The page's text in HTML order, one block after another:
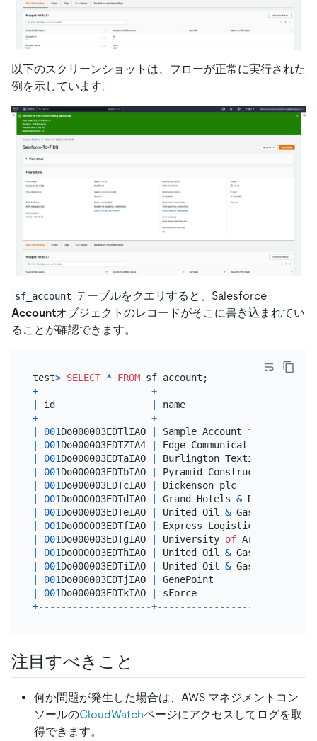
以下のスクリーンショットは、フローが正常に実行された
例を示しています。
sf_account テーブルをクエリすると、Salesforce
Accountオブジェクトのレコードがそこに書き込まれてい
ることが確認できます。
test> SELECT * FROM
+--------------------
id
+--------------------
001Do000003EDTlIAO Sample Account for
001Do000003EDTZIA4
Edge
001Do000003EDTaIAO Burlington Textiles Corp
001Do000003EDTbIAO
Pyramid
001Do000003EDTcIAO
001Do000003EDTdIAO Grand Hotels &
001Do000003EDTeIAO United Oil & Gas
001Do000003EDTfIAO Express Logistics
001Do000003EDTgIAO University of
001Do000003EDThIAO United Oil & Gas,
001Do000003EDTiIAO United Oil & Gas,
001Do000003EDTjIAO
001Do000003EDTkIAO
+--------------------
注目すべきこと
何か問題が発生した場合は、AWS マネジメントコン
ソールのCloudWatchページにアクセスしてログを取
得できます。